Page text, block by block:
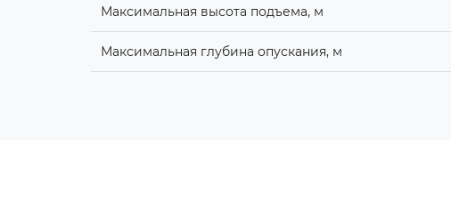
Максимальная высота подъема, м
Максимальная глубина опускания, м